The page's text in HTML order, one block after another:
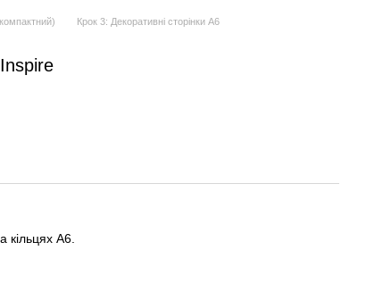
Крок 3: Декоративні сторінки А6
кільцях А6.